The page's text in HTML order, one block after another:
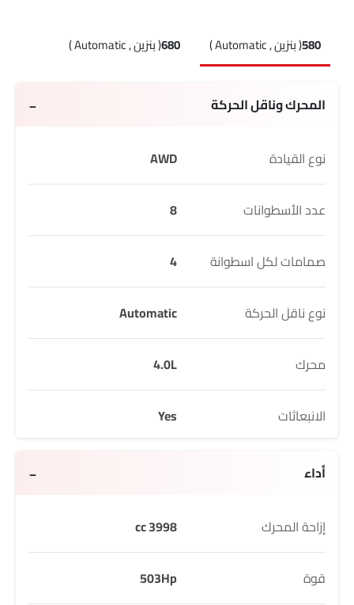
580( بنزين , Automatic ) 680( بنزين , Automatic )
المحرك وناقل الحركة
نوع القيادة AWD
عدد الأسطوانات 8
صمامات لكل اسطوانة 4
نوع ناقل الحركة Automatic
محرك 4.0L
الانبعاثات Yes
أداء
إزاحة المحرك 3998 cc
قوة 503Hp